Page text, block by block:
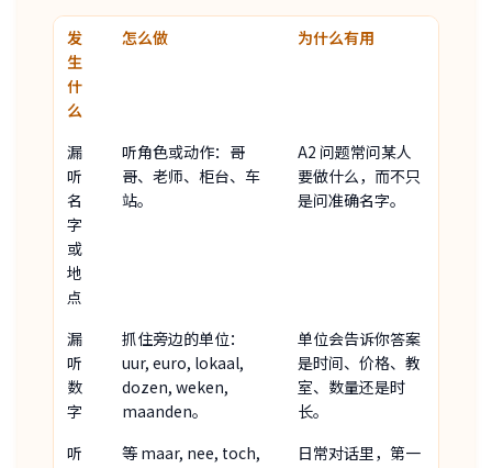
发
生
什
么
怎么做 为什么有用
漏
听
名
字
或
地
点
听角色或动作：哥
哥、老师、柜台、车
站。
A2 问题常问某人
要做什么，而不只
是问准确名字。
漏
听
数
字
抓住旁边的单位：
uur, euro, lokaal,
dozen, weken,
maanden。
单位会告诉你答案
是时间、价格、教
室、数量还是时
长。
听
等 maar, nee, toch,
日常对话里，第一